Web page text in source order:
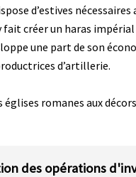
d’estives
créer un haras
une part de son
d’artillerie.
romanes aux
des opérations